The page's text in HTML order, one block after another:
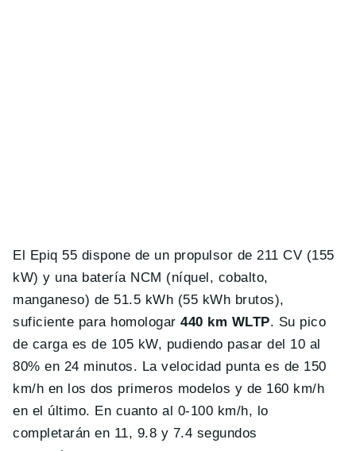
El Epiq 55 dispone de un propulsor de 211 CV (155
kW) y una batería NCM (níquel, cobalto,
manganeso) de 51.5 kWh (55 kWh brutos),
suficiente para homologar440 km WLTP. Su pico
de carga es de 105 kW, pudiendo pasar del 10 al
80% en 24 minutos. La velocidad punta es de 150
km/h en los dos primeros modelos y de 160 km/h
en el último. En cuanto al 0-100 km/h, lo
completarán en 11, 9.8 y 7.4 segundos